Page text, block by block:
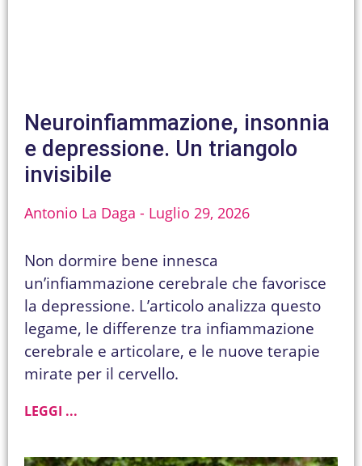
Neuroinfiammazione, insonnia
e depressione. Un triangolo
invisibile
Antonio La Daga Luglio 29, 2026
Non dormire bene innesca
un’infiammazione cerebrale che favorisce
la depressione. L’articolo analizza questo
legame, le differenze tra infiammazione
cerebrale e articolare, e le nuove terapie
mirate per il cervello.
LEGGI ...